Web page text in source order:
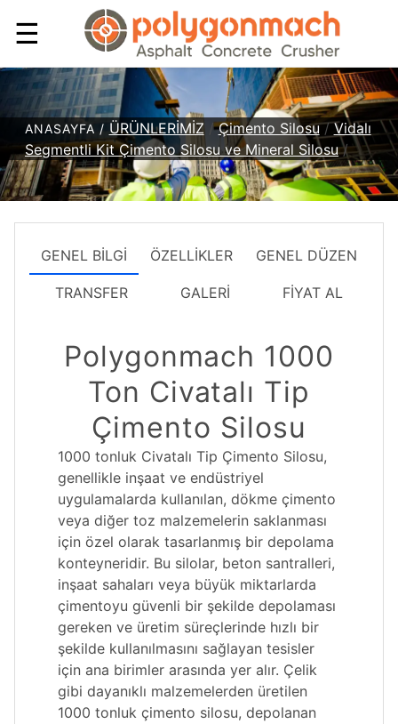
☰
ANASAYFA / ÜRÜNLERİMİZ /Çimento Silosu/Vidalı
Segmentli Kit Çimento Silosu ve Mineral Silosu/
GENEL BİLGİ
Polygonmach 1000
Ton Civatalı Tip
Çimento Silosu
1000 tonluk Civatalı Tip Çimento Silosu,
genellikle inşaat ve endüstriyel
uygulamalarda kullanılan, dökme çimento
veya diğer toz malzemelerin saklanması
için özel olarak tasarlanmış bir depolama
konteyneridir. Bu silolar, beton santralleri,
inşaat sahaları veya büyük miktarlarda
çimentoyu güvenli bir şekilde depolaması
gereken ve üretim süreçlerinde hızlı bir
şekilde kullanılmasını sağlayan tesisler
için ana birimler arasında yer alır. Çelik
gibi dayanıklı malzemelerden üretilen
1000 tonluk çimento silosu, depolanan
ÖZELLİKLER GENEL DÜZEN
TRANSFER GALERİ FİYAT AL